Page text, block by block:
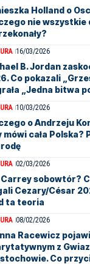
Holland o
nie wszystkie
16/03/2026
B. Jordan
Co pokazali
„Jedna bitwa
10/03/2026
o Andrzeju
mówi cała Polska?
02/03/2026
sobowtór?
Cezary/César
ta teoria
08/02/2026
Racewicz
z
Co